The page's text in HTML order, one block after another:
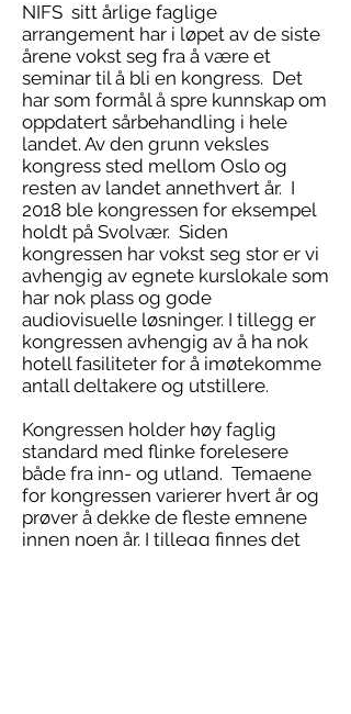
NIFS sitt årlige faglige
arrangement har i løpet av de siste
årene vokst seg fra å være et
seminar til å bli en kongress. Det
har som formål å spre kunnskap om
oppdatert sårbehandling i hele
landet. Av den grunn veksles
kongress sted mellom Oslo og
resten av landet annethvert år. I
2018 ble kongressen for eksempel
holdt på Svolvær. Siden
kongressen har vokst seg stor er vi
avhengig av egnete kurslokale som
har nok plass og gode
audiovisuelle løsninger. I tillegg er
kongressen avhengig av å ha nok
hotell fasiliteter for å imøtekomme
antall deltakere og utstillere.
Kongressen holder høy faglig
standard med flinke forelesere
både fra inn- og utland. Temaene
for kongressen varierer hvert år og
prøver å dekke de fleste emnene
innen noen år. I tillegg finnes det